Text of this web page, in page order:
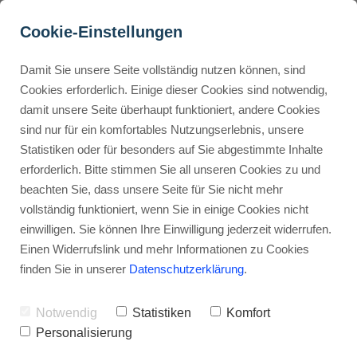
Buyer Personas erstellen
Landingpage optimieren
Internal Linking Tool
Welche Marketing-Tools
bietet Gumroad?
Werbehinweis: Links mit Sternchen (*) sind Affiliate-Links. Kaufst
du darüber ein, erhalte ich eine Provision – ohne Mehrkosten für
dich.
Stephan Ochmann
Verkaufsplattform ist einfach zu
bedienen.
Cookie-Einstellungen
Damit Sie unsere Seite vollständig nutzen können, sind
Cookies erforderlich. Einige dieser Cookies sind notwendig,
damit unsere Seite überhaupt funktioniert, andere Cookies
sind nur für ein komfortables Nutzungserlebnis, unsere
Statistiken oder für besonders auf Sie abgestimmte Inhalte
erforderlich. Bitte stimmen Sie all unseren Cookies zu und
beachten Sie, dass unsere Seite für Sie nicht mehr
vollständig funktioniert, wenn Sie in einige Cookies nicht
einwilligen. Sie können Ihre Einwilligung jederzeit widerrufen.
Einen Widerrufslink und mehr Informationen zu Cookies
finden Sie in unserer Datenschutzerklärung.
Notwendig Statistiken
Komfort
Personalisierung